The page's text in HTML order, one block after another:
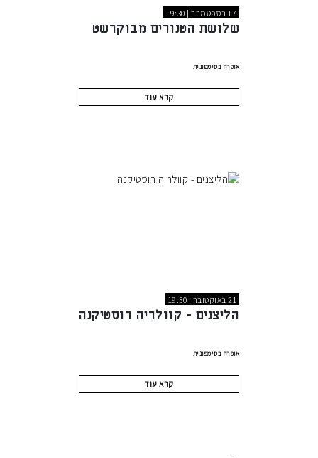
17 בספטמבר | 19:30
שלושת הטנורים מבוקרשט
אופרה בסימפונית
קרא עוד
21 באוקטובר | 19:30
הליצנים - קוולריה רוסטיקנה
אופרה בסימפונית
קרא עוד